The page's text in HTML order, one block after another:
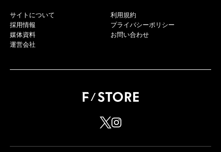
サイトについて
採用情報
媒体資料
運営会社
利用規約
プライバシーポリシー
お問い合わせ